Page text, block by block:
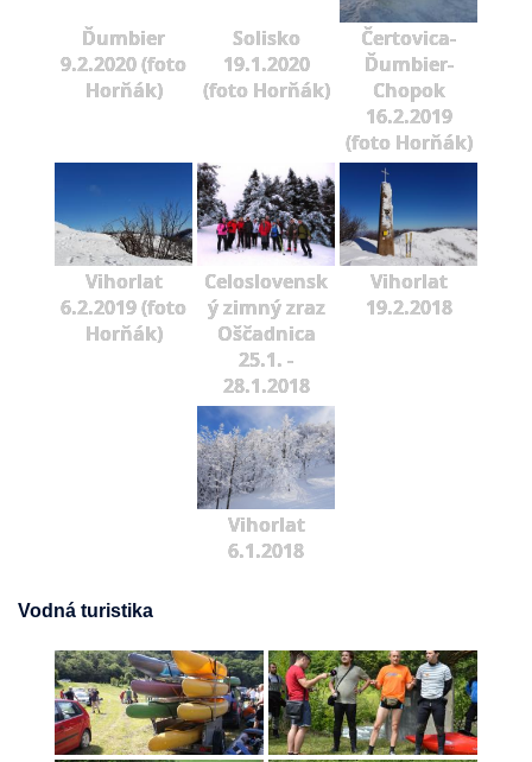
Ďumbier
9.2.2020 (foto
Horňák)
Solisko
19.1.2020
(foto Horňák)
Čertovica-
Ďumbier-
Chopok
16.2.2019
(foto Horňák)
Vihorlat
6.2.2019 (foto
Horňák)
Celoslovensk
ý zimný zraz
Oščadnica
25.1. -
28.1.2018
Vihorlat
19.2.2018
Vihorlat
6.1.2018
Vodná turistika